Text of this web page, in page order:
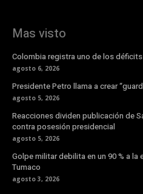
Mas visto
Colombia registra uno de los
agosto 6, 2026
Presidente Petro llama a crear
agosto 5, 2026
Reacciones dividen publicación de
contra posesión presidencial
agosto 5, 2026
Golpe militar debilita en un 90 % a la
Tumaco
agosto 3, 2026